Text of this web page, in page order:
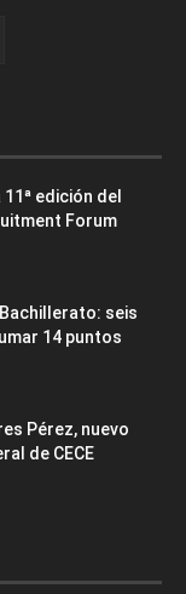
edición del
Forum
seis
14 puntos
Pérez, nuevo
de CECE